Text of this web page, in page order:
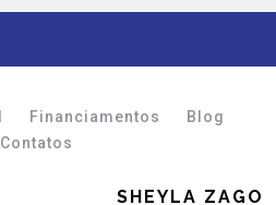
Financiamentos
Blog
Contatos
SHEYLA ZAGO